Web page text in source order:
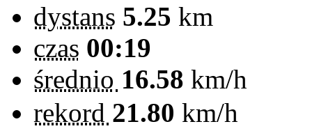
dystans 5.25 km
czas 00:19
średnio 16.58 km/h
rekord 21.80 km/h